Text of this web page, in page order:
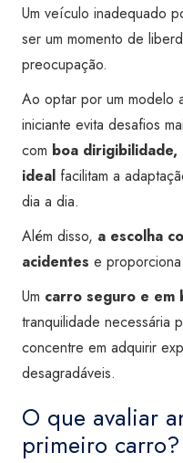
Um veículo inadequado
ser um momento de
preocupação.
Ao optar por um modelo
iniciante evita desafios
com boa dirigibilidade,
ideal facilitam a
dia a dia.
Além disso, a escolha
acidentes e
Um carro seguro e em
tranquilidade necessária
concentre em adquirir
desagradáveis.
O que avaliar
primeiro carro?